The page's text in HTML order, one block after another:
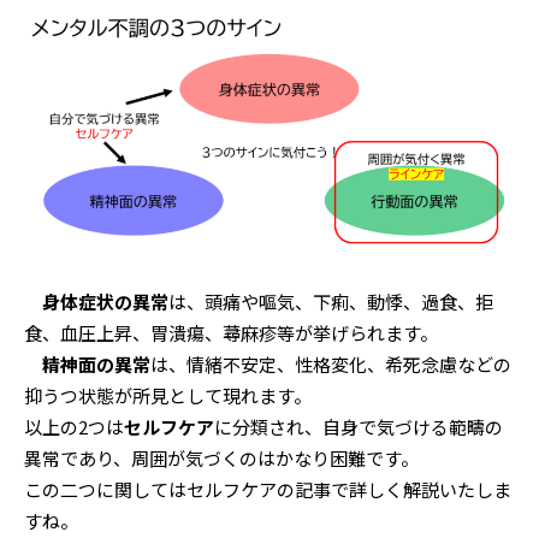
身体症状の異常は、頭痛や嘔気、下痢、動悸、過食、拒
食、血圧上昇、胃潰瘍、蕁麻疹等が挙げられます。
精神面の異常は、情緒不安定、性格変化、希死念慮などの
抑うつ状態が所見として現れます。
以上の2つはセルフケアに分類され、自身で気づける範疇の
異常であり、周囲が気づくのはかなり困難です。
この二つに関してはセルフケアの記事で詳しく解説いたしま
すね。